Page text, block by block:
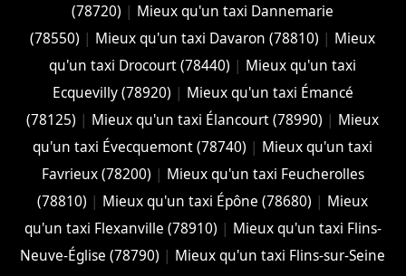
(78720) | Mieux qu'un taxi Dannemarie
(78550) | Mieux qu'un taxi Davaron (78810) | Mieux
qu'un taxi Drocourt (78440) | Mieux qu'un taxi
Ecquevilly (78920) | Mieux qu'un taxi Émancé
(78125) | Mieux qu'un taxi Élancourt (78990) | Mieux
qu'un taxi Évecquemont (78740) | Mieux qu'un taxi
Favrieux (78200) | Mieux qu'un taxi Feucherolles
(78810) | Mieux qu'un taxi Épône (78680) | Mieux
qu'un taxi Flexanville (78910) | Mieux qu'un taxi Flins-
Neuve-Église (78790) | Mieux qu'un taxi Flins-sur-Seine